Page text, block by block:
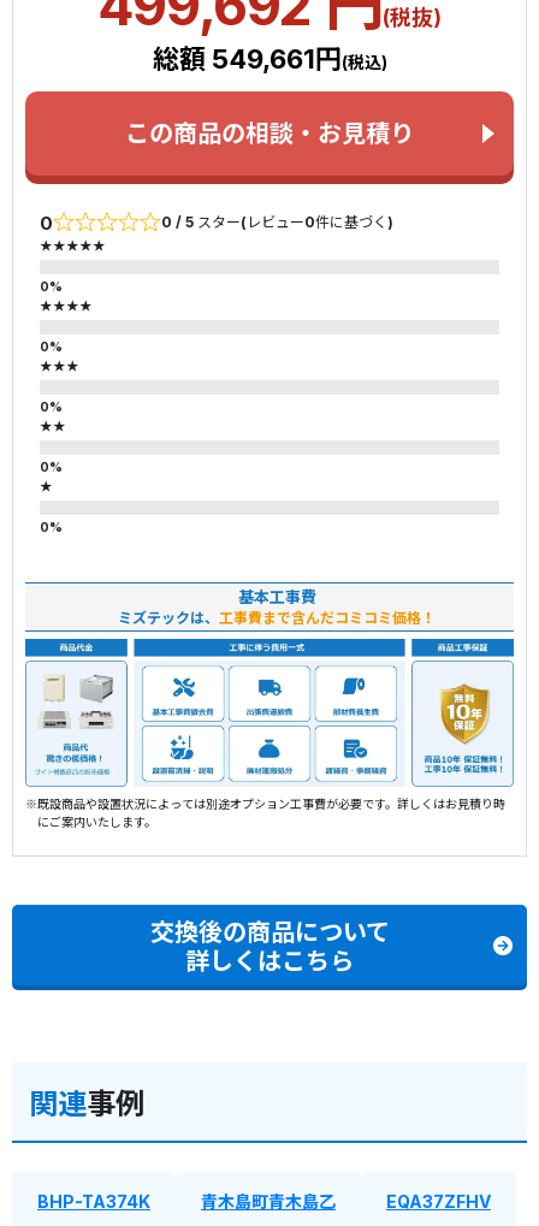
(税抜)
総額 549,661円 (税込)
この商品の相談・お見積り
0 0 / 5 スター(レビュー0件に基づく)
★★★★★
★★★★
★★★
★★
★
基本工事費
ミズテックは、 工事費まで含んだコミコミ価格！
※既設商品や設置状況によっては別途オプション工事費が必要です。詳しくはお見積り時
にご案内いたします。
交換後の商品について
詳しくはこちら
関連事例
BHP-TA374K 青木島町青木島乙 EQA37ZFHV